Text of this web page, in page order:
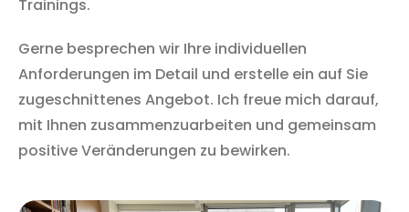
Trainings.
Gerne besprechen wir Ihre individuellen
Anforderungen im Detail und erstelle ein auf Sie
zugeschnittenes Angebot. Ich freue mich darauf,
mit Ihnen zusammenzuarbeiten und gemeinsam
positive Veränderungen zu bewirken.